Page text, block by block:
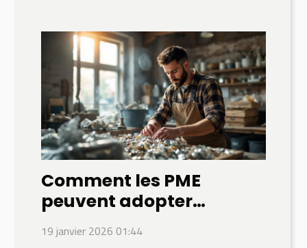
Comment les PME
peuvent adopter
l'économie circulaire ?
19 janvier 2026 01:44